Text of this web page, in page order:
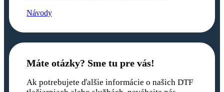
Návody
Máte otázky? Sme tu pre vás!
Ak potrebujete ďalšie informácie o našich DTF